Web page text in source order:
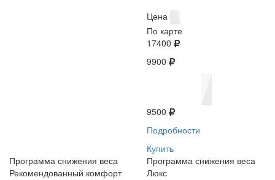
Цена
По карте
17400
9900
9500
Подробности
Купить
Программа снижения веса
Рекомендованный комфорт
Программа снижения веса
Люкс